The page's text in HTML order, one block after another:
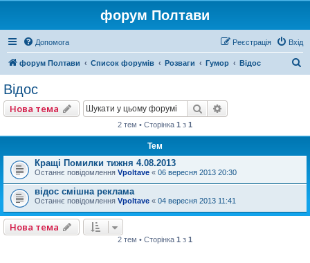
форум Полтави
Допомога Вхід
Реєстрація
форум Полтави Список форумів Розваги Гумор Відос
Відос
Нова тема Пошук
2 тем • Сторінка 1 з 1
Тем
Кращі Помилки тижня 4.08.2013
Останнє повідомлення Vpoltave « 06 вересня 2013 20:30
відос смішна реклама
Останнє повідомлення Vpoltave « 04 вересня 2013 11:41
Нова тема
2 тем • Сторінка 1 з 1